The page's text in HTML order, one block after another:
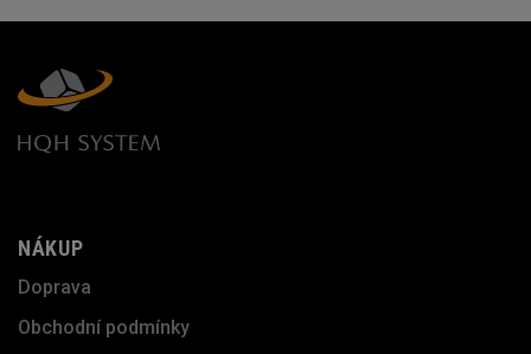
NÁKUP
Doprava
Obchodní podmínky